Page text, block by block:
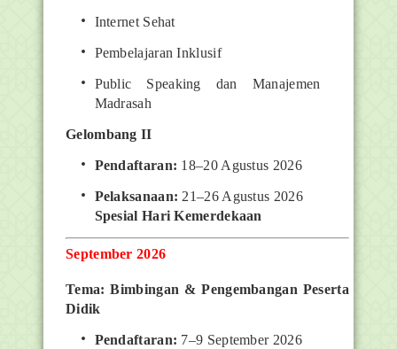
Internet Sehat
Pembelajaran Inklusif
Public Speaking dan Manajemen
Madrasah
Gelombang II
Pendaftaran: 18–20 Agustus 2026
Pelaksanaan: 21–26 Agustus 2026
Spesial Hari Kemerdekaan
September 2026
Tema: Bimbingan & Pengembangan Peserta
Didik
Pendaftaran: 7–9 September 2026